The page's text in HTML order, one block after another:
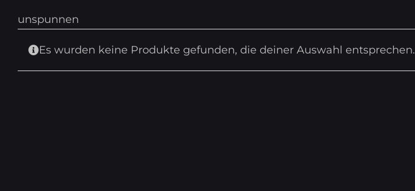
unspunnen
Es wurden keine Produkte gefunden, die deiner Auswahl entsprechen.